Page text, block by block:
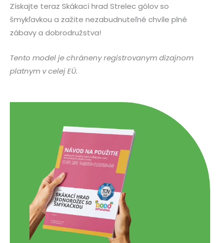
Získajte teraz Skákací hrad Strelec gólov so
šmykľavkou a zažite nezabudnuteľné chvíle plné
zábavy a dobrodružstva!
Tento model je chráneny registrovanym dizajnom
platnym v celej EÚ.